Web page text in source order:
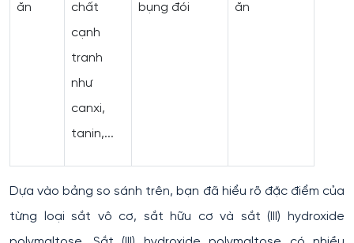
ăn
chất
cạnh
tranh
như
canxi,
tanin,...
bụng đói
ăn
Dựa vào bảng so sánh trên, bạn đã hiểu rõ đặc điểm của
từng loại sắt vô cơ, sắt hữu cơ và sắt (III) hydroxide